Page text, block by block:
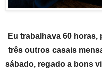
Eu trabalhava 60 horas,
três outros casais
sábado, regado a bons